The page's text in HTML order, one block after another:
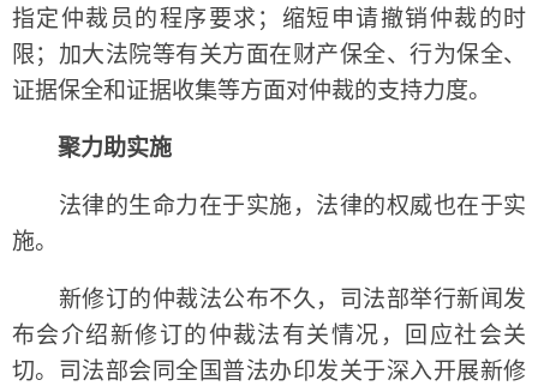
指定仲裁员的程序要求；缩短申请撤销仲裁的时
限；加大法院等有关方面在财产保全、行为保全、
证据保全和证据收集等方面对仲裁的支持力度。
聚力助实施
法律的生命力在于实施，法律的权威也在于实
施。
新修订的仲裁法公布不久，司法部举行新闻发
布会介绍新修订的仲裁法有关情况，回应社会关
切。司法部会同全国普法办印发关于深入开展新修